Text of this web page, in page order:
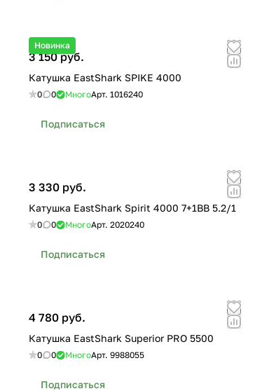
Новинка
3 150 руб.
Катушка EastShark SPIKE 4000
0 0 МногоАрт.1016240
Подписаться
3 330 руб.
Катушка EastShark Spirit 4000 7+1BB 5.2/1
0 0 МногоАрт.2020240
Подписаться
4 780 руб.
Катушка EastShark Superior PRO 5500
0 0 МногоАрт.9988055
Подписаться